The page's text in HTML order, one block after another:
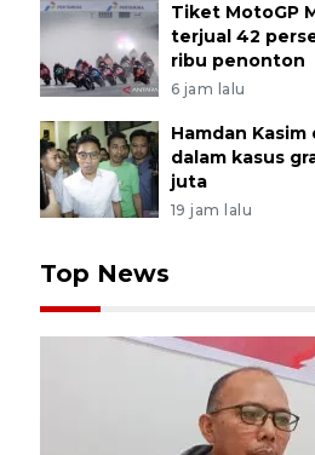
Tiket MotoGP
terjual 42
ribu penonton
6 jam lalu
Hamdan
dalam kasus
juta
19 jam lalu
Top News